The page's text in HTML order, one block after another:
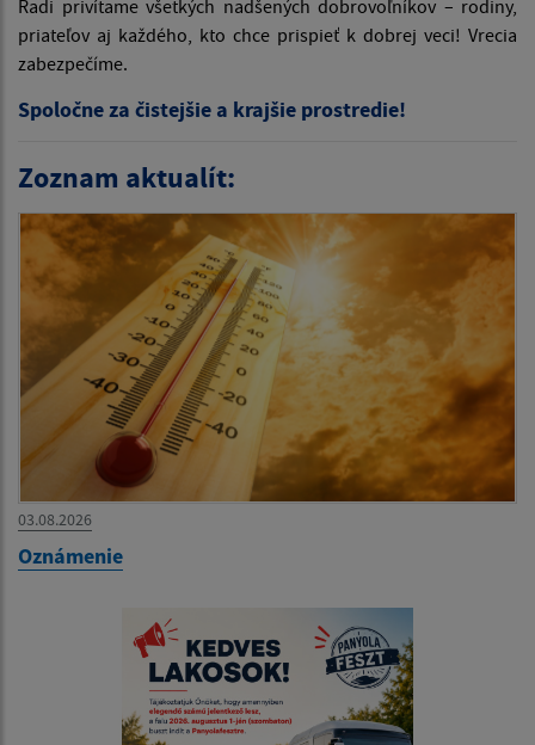
Radi privítame všetkých nadšených dobrovoľníkov – rodiny,
priateľov aj každého, kto chce prispieť k dobrej veci! Vrecia
zabezpečíme.
Spoločne za čistejšie a krajšie prostredie!
Zoznam aktualít:
03.08.2026
Oznámenie